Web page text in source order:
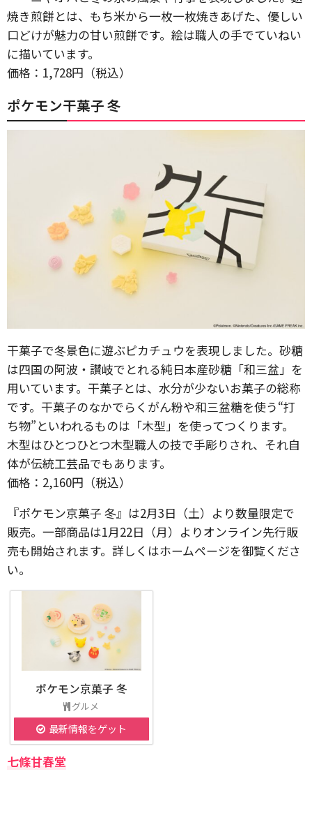
焼き煎餅とは、もち米から一枚一枚焼きあげた、優しい
口どけが魅力の甘い煎餅です。絵は職人の手でていねい
に描いています。
価格：1,728円（税込）
ポケモン干菓子 冬
干菓子で冬景色に遊ぶピカチュウを表現しました。砂糖
は四国の阿波・讃岐でとれる純日本産砂糖「和三盆」を
用いています。干菓子とは、水分が少ないお菓子の総称
です。干菓子のなかでらくがん粉や和三盆糖を使う“打
ち物”といわれるものは「木型」を使ってつくります。
木型はひとつひとつ木型職人の技で手彫りされ、それ自
体が伝統工芸品でもあります。
価格：2,160円（税込）
『ポケモン京菓子 冬』は2月3日（土）より数量限定で
販売。一部商品は1月22日（月）よりオンライン先行販
売も開始されます。詳しくはホームページを御覧くださ
い。
ポケモン京菓子 冬
グルメ
最新情報をゲット
七條甘春堂